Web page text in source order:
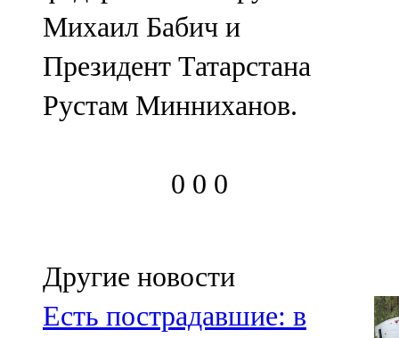
Михаил Бабич и
Президент Татарстана
Рустам Минниханов.
0 0 0
Другие новости
Есть пострадавшие: в